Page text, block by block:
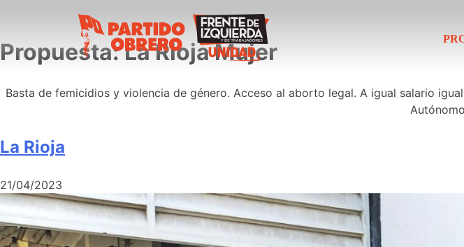
Propuesta:La Rioja Mujer
Basta de femicidios y violencia de género. Acceso al aborto legal. A igual salario
La Rioja
21/04/2023